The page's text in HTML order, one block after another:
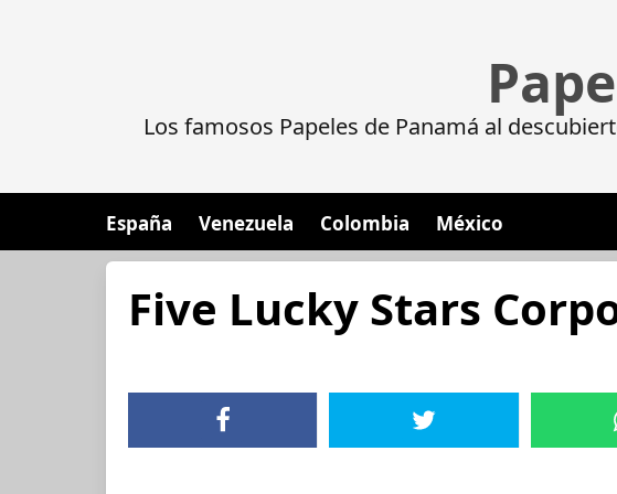
Los famosos Papeles de Panamá al
España Venezuela Colombia México
Five Lucky Stars